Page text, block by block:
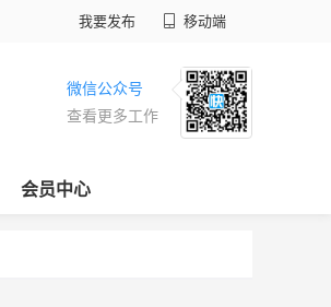
我要发布 移动端
微信公众号
查看更多工作
会员中心